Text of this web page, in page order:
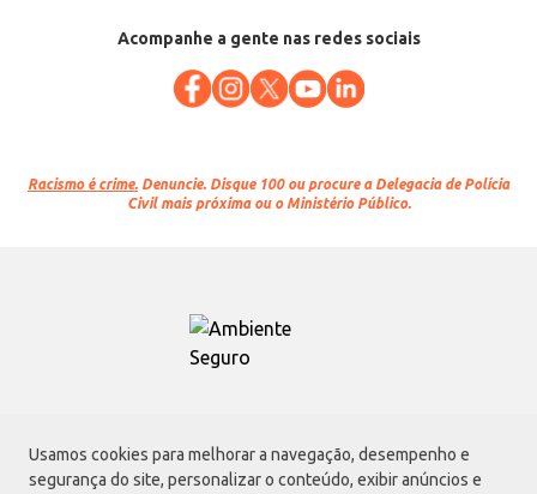
Usamos cookies para melhorar a navegação, desempenho e
segurança do site, personalizar o conteúdo, exibir anúncios e
Acompanhe a gente nas redes sociais
Racismo é crime. Denuncie. Disque 100 ou procure a Delegacia de Polícia
Civil mais próxima ou o Ministério Público.
Atacadão S.A.
Avenida Morvan Dias de Figueiredo, 6169, Vila Maria, São Paulo - SP | CEP
02170-901 | CNPJ: 75.315.333/0001-09